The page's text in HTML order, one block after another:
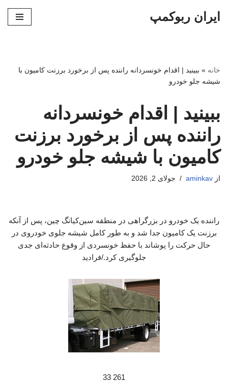
ایران ربوکمپ
خانه » ببینید | اقدام خونسردانه راننده پس از برخورد برزنت کامیون با
شیشه جلو خودرو
ببینید | اقدام خونسردانه
راننده پس از برخورد برزنت
کامیون با شیشه جلو خودرو
از aminkav جولای 2, 2026
راننده یک خودرو در بزرگراهی در منطقه سین‌کیانگ چین، پس از آنکه
برزنت یک کامیون جدا شد و به طور کامل شیشه جلوی خودروی در
حال حرکت را پوشاند با حفظ خونسردی از وقوع حادثه‌ای جدی
جلوگیری کرد./فرادید
261 33